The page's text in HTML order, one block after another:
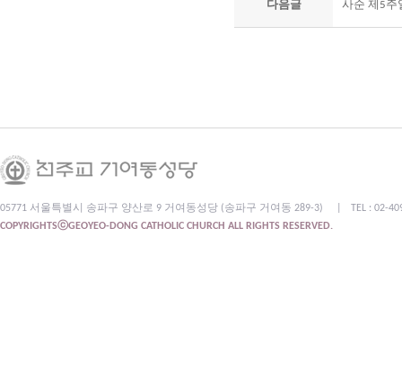
다음글 사순 제5주
05771 서울특별시 송파구 양산로 9 거여동성당 (송파구 거여동 289-3)
TEL : 02-
COPYRIGHTSⓒGEOYEO-DONG CATHOLIC CHURCH ALL RIGHTS RESERVED.